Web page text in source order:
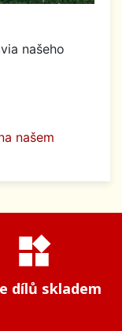
našeho
našem
widgets
dílů skladem